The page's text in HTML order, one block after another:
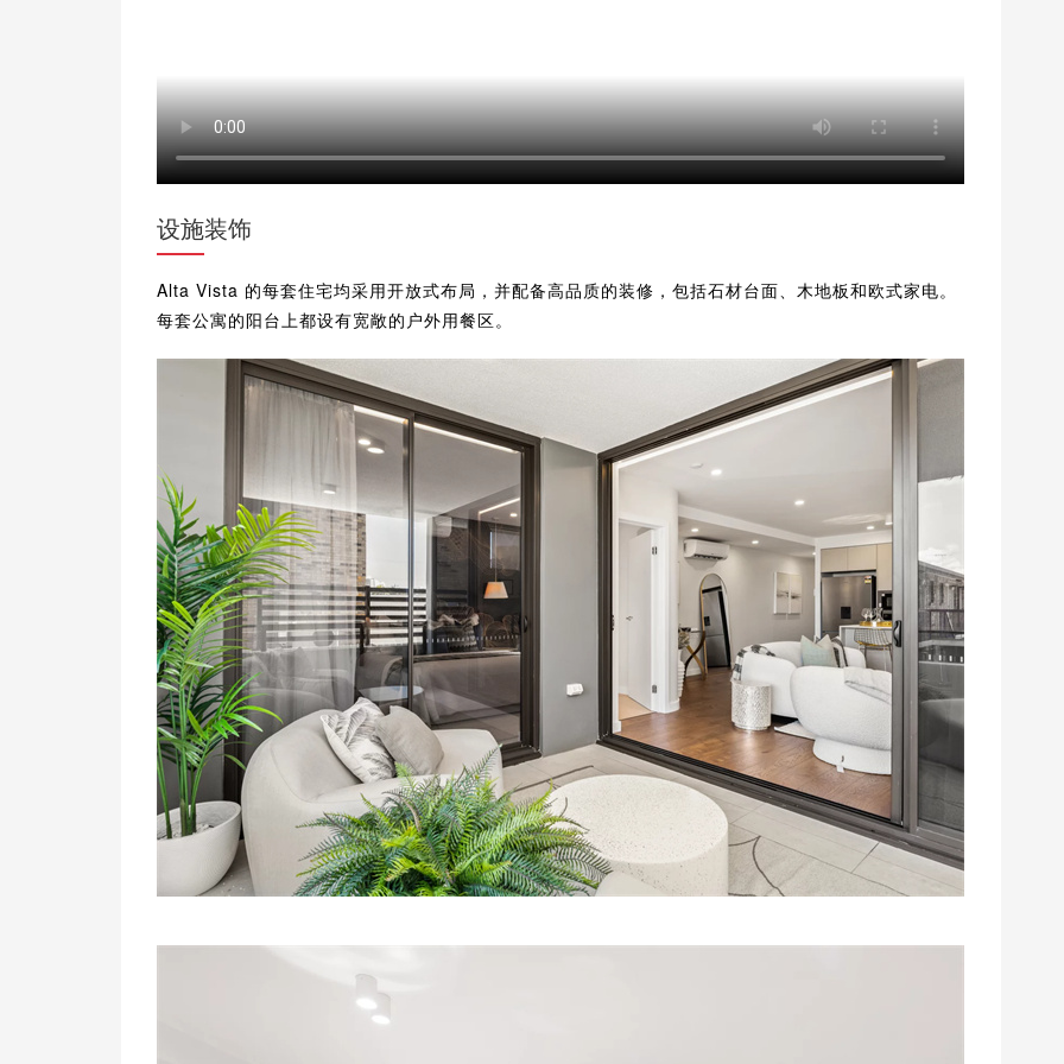
设施装饰
Alta Vista 的每套住宅均采用开放式布局，并配备高品质的装修，包括石材台面、木地板和欧式家电。
每套公寓的阳台上都设有宽敞的户外用餐区。